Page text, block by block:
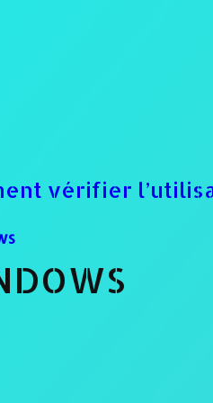
vérifier